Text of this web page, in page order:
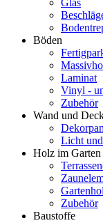
Glas
Böden
Laminat
Vinyl -
Zubehör
Wand und
Licht
Holz im Garten
Zubehör
Baustoffe